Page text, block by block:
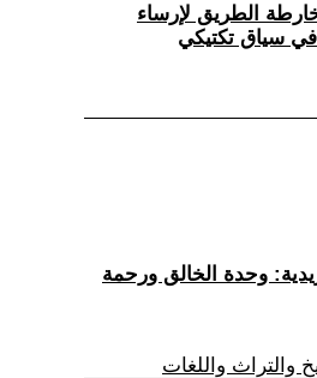
خارطة الطريق لإرساء
سياق تكتيكي
وحدة الخالق ورحمة
والتراث واللغات